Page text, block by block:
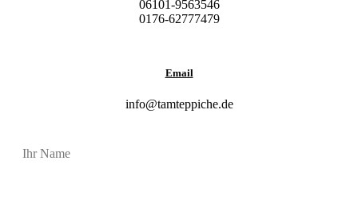
06101-9563546
0176-62777479
Email
info@tamteppiche.de